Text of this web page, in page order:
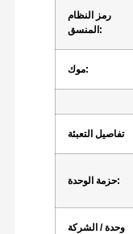
رمز النظام
المنسق:
موك:
تفاصيل التعبئة
حزمة الوحدة:
وحدة / الشركة